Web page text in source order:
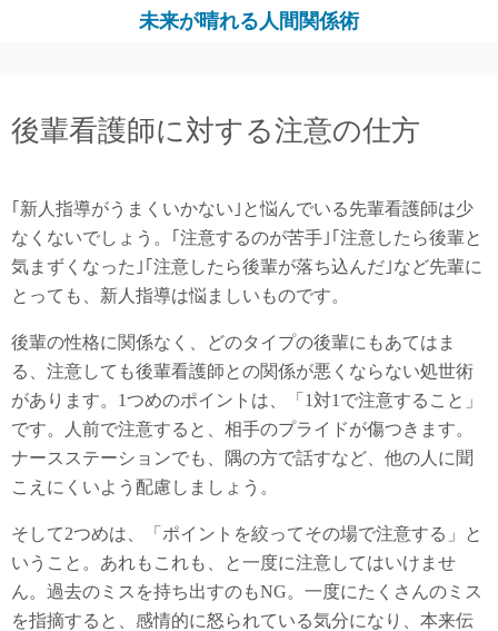
ツ
キ
ッ
プ
未来が晴れる人間関係術
後輩看護師に対する注意の仕方
｢新人指導がうまくいかない｣と悩んでいる先輩看護師は少
なくないでしょう。｢注意するのが苦手｣｢注意したら後輩と
気まずくなった｣｢注意したら後輩が落ち込んだ｣など先輩に
とっても、新人指導は悩ましいものです。
後輩の性格に関係なく、どのタイプの後輩にもあてはま
る、注意しても後輩看護師との関係が悪くならない処世術
があります。1つめのポイントは、「1対1で注意すること」
です。人前で注意すると、相手のプライドが傷つきます。
ナースステーションでも、隅の方で話すなど、他の人に聞
こえにくいよう配慮しましょう。
そして2つめは、「ポイントを絞ってその場で注意する」と
いうこと。あれもこれも、と一度に注意してはいけませ
ん。過去のミスを持ち出すのもNG。一度にたくさんのミス
を指摘すると、感情的に怒られている気分になり、本来伝